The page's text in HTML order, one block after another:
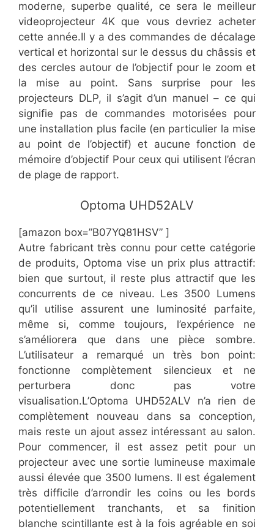
moderne, superbe qualité, ce sera le meilleur
videoprojecteur 4K que vous devriez acheter
cette année.Il y a des commandes de décalage
vertical et horizontal sur le dessus du châssis et
des cercles autour de l’objectif pour le zoom et
la mise au point. Sans surprise pour les
projecteurs DLP, il s’agit d’un manuel – ce qui
signifie pas de commandes motorisées pour
une installation plus facile (en particulier la mise
au point de l’objectif) et aucune fonction de
mémoire d’objectif Pour ceux qui utilisent l’écran
de plage de rapport.
​Optoma UHD52ALV
[amazon box=”​B07YQ81HSV” ]
​Autre fabricant très connu pour cette catégorie
de produits, Optoma vise un prix plus attractif:
bien que surtout, il reste plus attractif que les
concurrents de ce niveau. Les 3500 Lumens
qu’il utilise assurent une luminosité parfaite,
même si, comme toujours, l’expérience ne
s’améliorera que dans une pièce sombre.
L’utilisateur a remarqué un très bon point:
fonctionne complètement silencieux et ne
perturbera donc pas votre
visualisation.L’Optoma UHD52ALV n’a rien de
complètement nouveau dans sa conception,
mais reste un ajout assez intéressant au salon.
Pour commencer, il est assez petit pour un
projecteur avec une sortie lumineuse maximale
aussi élevée que 3500 lumens. Il est également
très difficile d’arrondir les coins ou les bords
potentiellement tranchants, et sa finition
blanche scintillante est à la fois agréable en soi